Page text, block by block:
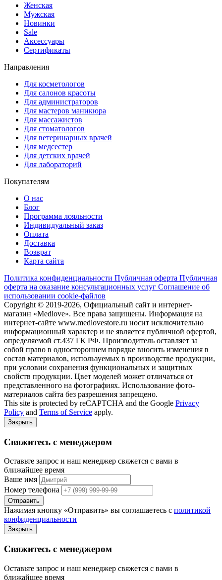
Женская
Мужская
Новинки
Sale
Аксессуары
Сертификаты
Направления
Для косметологов
Для салонов красоты
Для администраторов
Для мастеров маникюра
Для массажистов
Для стоматологов
Для ветеринарных врачей
Для медсестер
Для детских врачей
Для лабораторий
Покупателям
О нас
Блог
Программа лояльности
Индивидуальный заказ
Оплата
Доставка
Возврат
Карта сайта
Политика конфиденциальности Публичная оферта Публичная
оферта на оказание консультационных услуг Соглашение об
использовании cookie-файлов
Copyright © 2019-2026, Официальный сайт и интернет-
магазин «Medlove». Все права защищены. Информация на
интернет-сайте www.medlovestore.ru носит исключительно
информационный характер и не является публичной офертой,
определяемой ст.437 ГК РФ. Производитель оставляет за
собой право в одностороннем порядке вносить изменения в
состав материалов, используемых в производстве продукции,
при условии сохранения функциональных и защитных
свойств продукции. Цвет моделей может отличаться от
представленного на фотографиях. Использование фото-
материалов сайта без разрешения запрещено.
This site is protected by reCAPTCHA and the Google Privacy
Policy and Terms of Service apply.
Закрыть
Свяжитесь с менеджером
Оставьте запрос и наш менеджер свяжется с вами в
ближайшее время
Ваше имя
Номер телефона
Отправить
Нажимая кнопку «Отправить» вы соглашаетесь с политикой
конфиденциальности
Закрыть
Свяжитесь с менеджером
Оставьте запрос и наш менеджер свяжется с вами в
ближайшее время